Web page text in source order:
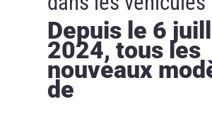
Depuis le 6
2024, tous les
nouveaux
de